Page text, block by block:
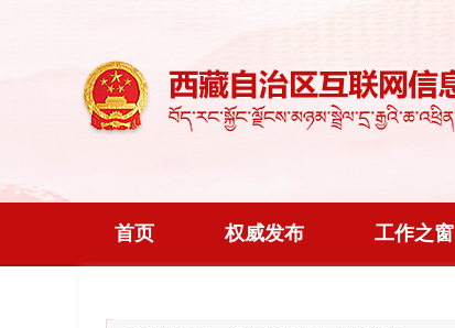
首页 权威发布 工作之窗